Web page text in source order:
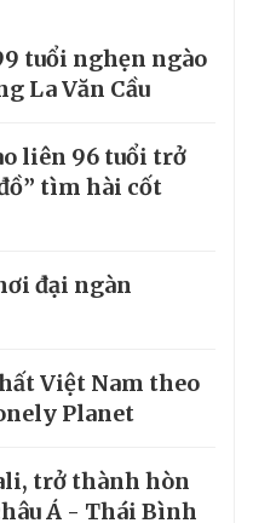
tuổi nghẹn ngào
La Văn Cầu
liên 96 tuổi trở
tìm hài cốt
đại ngàn
Việt Nam theo
Planet
trở thành hòn
Á - Thái Bình